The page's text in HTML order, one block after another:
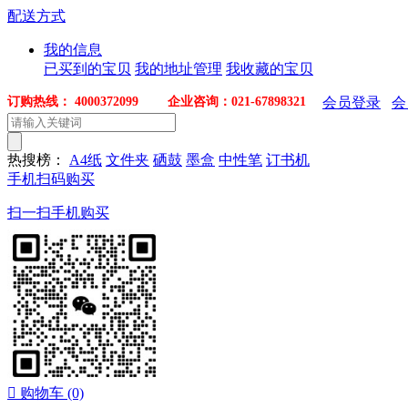
配送方式
我的信息
已买到的宝贝 我的地址管理 我收藏的宝贝
订购热线： 4000372099 企业咨询：021-67898321 会员登录
热搜榜： A4纸 文件夹 硒鼓 墨盒 中性笔 订书机
手机扫码购买
扫一扫手机购买
 购物车 (0)